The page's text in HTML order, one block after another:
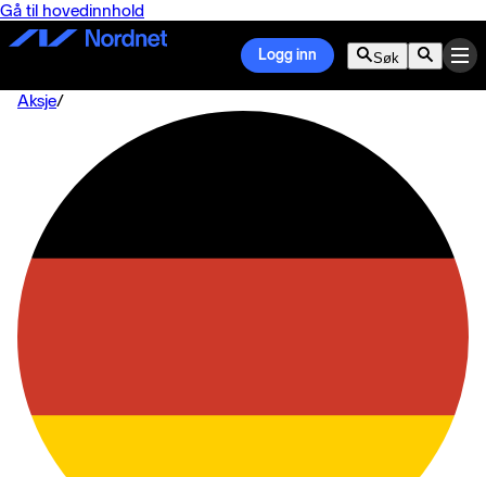
Gå til hovedinnhold
Logg inn Søk
Aksje/